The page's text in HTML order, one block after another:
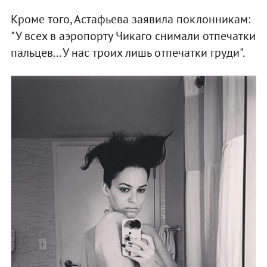
Кроме того, Астафьева заявила поклонникам:
"У всех в аэропорту Чикаго снимали отпечатки
пальцев... У нас троих лишь отпечатки груди".